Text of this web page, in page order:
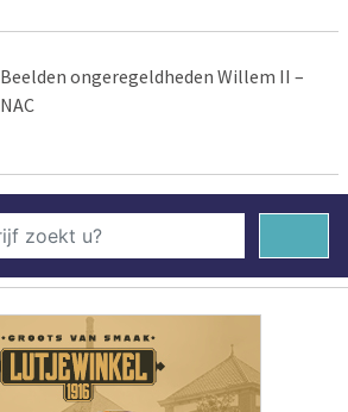
Beelden ongeregeldheden Willem II –
NAC